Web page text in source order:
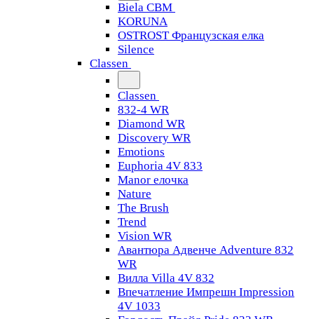
Biela CBM
KORUNA
OSTROST Французская елка
Silence
Classen
Classen
832-4 WR
Diamond WR
Discovery WR
Emotions
Euphoria 4V 833
Manor елочка
Nature
The Brush
Trend
Vision WR
Авантюра Адвенче Adventure 832
WR
Вилла Villa 4V 832
Впечатление Импрешн Impression
4V 1033